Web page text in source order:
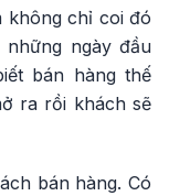
không chỉ coi đó
ngày đầu
bán hàng thế
ra rồi khách sẽ
bán hàng. Có